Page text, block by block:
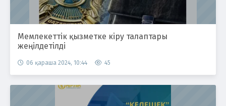
Мемлекеттік қызметке кіру талаптары
жеңілдетілді
06 қараша 2024, 10:44 45